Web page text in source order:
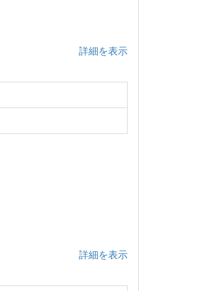
詳細を表示
詳細を表示